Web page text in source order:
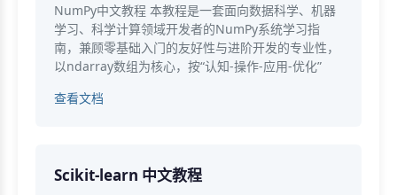
NumPy中文教程 本教程是一套面向数据科学、机器
学习、科学计算领域开发者的NumPy系统学习指
南，兼顾零基础入门的友好性与进阶开发的专业性，
以ndarray数组为核心，按“认知-操作-应用-优化”
查看文档
Scikit-learn 中文教程